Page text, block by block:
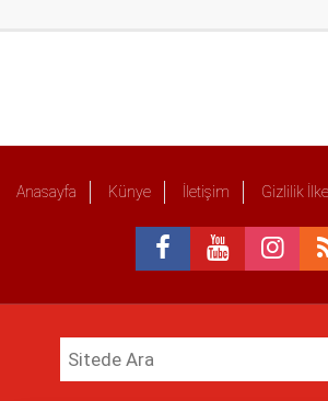
Anasayfa Künye İletişim Gizlilik